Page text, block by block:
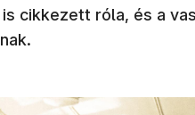
cikkezett róla, és a